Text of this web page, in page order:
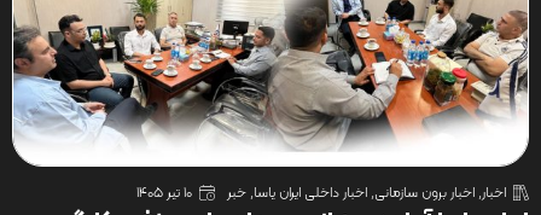
اخبار,اخبار برون سازمانی,اخبار داخلی ایران یاسا,خبر 10 تیر 1405